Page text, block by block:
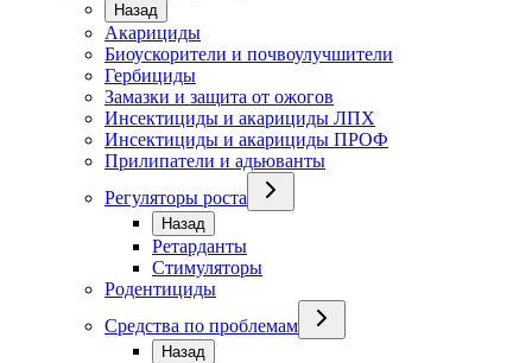
Назад
Акарициды
Биоускорители и почвоулучшители
Гербициды
Замазки и защита от ожогов
Инсектициды и акарициды ЛПХ
Инсектициды и акарициды ПРОФ
Прилипатели и адьюванты
Регуляторы роста
Назад
Ретарданты
Стимуляторы
Родентициды
Средства по проблемам
Назад